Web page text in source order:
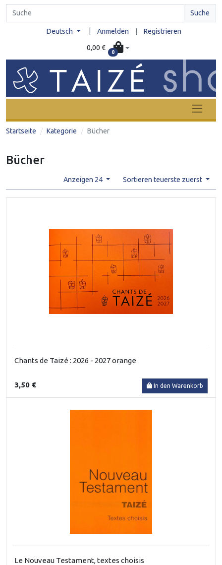
Suche
Deutsch Anmelden Registrieren
0,00 €
0
Startseite Kategorie Bücher
Bücher
Anzeigen 24 Sortieren teuerste zuerst
Chants de Taizé : 2026 - 2027 orange
3,50 € In den Warenkorb
Le Nouveau Testament, textes choisis